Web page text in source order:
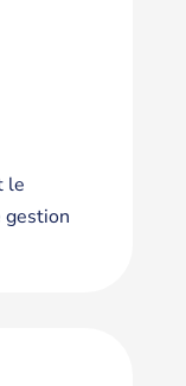
le
gestion